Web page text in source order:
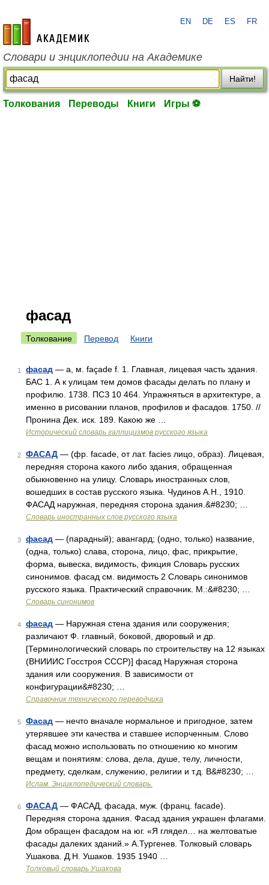
academic.ru
EN DE ES FR
Словари и энциклопедии на Академике
Найти!
Толкования Переводы Книги Игры ⚽
фасад
Толкование Перевод Книги
1 фасад — а, м. façade f. 1. Главная, лицевая часть здания.
БАС 1. А к улицам тем домов фасады делать по плану и
профилю. 1738. ПСЗ 10 464. Упражняться в архитектуре, а
именно в рисовании планов, профилов и фасадов. 1750. //
Пронина Дек. иск. 189. Какою же …
Исторический словарь галлицизмов русского языка
2 ФАСАД — (фр. facade, от лат. facies лицо, образ). Лицевая,
передняя сторона какого либо здания, обращенная
обыкновенно на улицу. Словарь иностранных слов,
вошедших в состав русского языка. Чудинов А.Н., 1910.
ФАСАД наружная, передняя сторона здания.&#8230; …
Словарь иностранных слов русского языка
3 фасад — (парадный); авангард; (одно, только) название,
(одна, только) слава, сторона, лицо, фас, прикрытие,
форма, вывеска, видимость, фикция Словарь русских
синонимов. фасад см. видимость 2 Словарь синонимов
русского языка. Практический справочник. М.:&#8230; …
Словарь синонимов
4 фасад — Наружная стена здания или сооружения;
различают Ф. главный, боковой, дворовый и др.
[Терминологический словарь по строительству на 12 языках
(ВНИИИС Госстроя СССР)] фасад Наружная сторона
здания или сооружения. В зависимости от
конфигурации&#8230; …
Справочник технического переводчика
5 Фасад — нечто вначале нормальное и пригодное, затем
утерявшее эти качества и ставшее испорченным. Слово
фасад можно использовать по отношению ко многим
вещам и понятиям: слова, дела, душе, телу, личности,
предмету, сделкам, служению, религии и т.д. В&#8230; …
Ислам. Энциклопедический словарь.
6 ФАСАД — ФАСАД, фасада, муж. (франц. facade).
Передняя сторона здания. Фасад здания украшен флагами.
Дом обращен фасадом на юг. «Я глядел… на желтоватые
фасады далеких зданий.» А.Тургенев. Толковый словарь
Ушакова. Д.Н. Ушаков. 1935 1940 …
Толковый словарь Ушакова